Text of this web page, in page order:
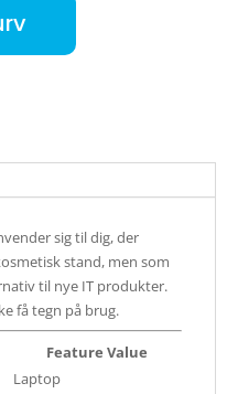
sig til dig, der
stand, men som
til nye IT produkter.
få tegn på brug.
Feature Value
Laptop